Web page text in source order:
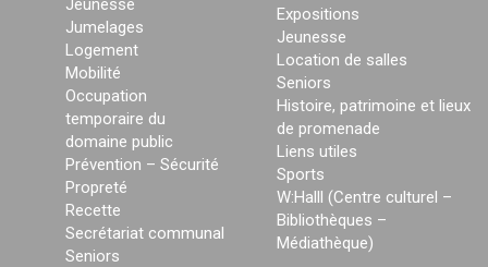
Jeunesse
Jumelages
Logement
Mobilité
Occupation
temporaire du
domaine public
Prévention – Sécurité
Propreté
Recette
Secrétariat communal
Seniors
Expositions
Jeunesse
Location de salles
Seniors
Histoire, patrimoine et lieux
de promenade
Liens utiles
Sports
W:Halll (Centre culturel –
Bibliothèques –
Médiathèque)